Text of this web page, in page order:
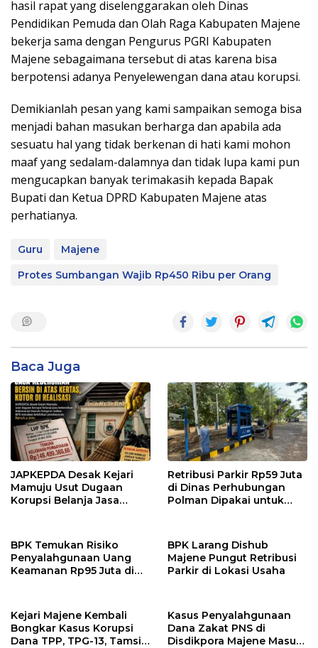
hasil rapat yang diselenggarakan oleh Dinas
Pendidikan Pemuda dan Olah Raga Kabupaten Majene
bekerja sama dengan Pengurus PGRI Kabupaten
Majene sebagaimana tersebut di atas karena bisa
berpotensi adanya Penyelewengan dana atau korupsi.
Demikianlah pesan yang kami sampaikan semoga bisa
menjadi bahan masukan berharga dan apabila ada
sesuatu hal yang tidak berkenan di hati kami mohon
maaf yang sedalam-dalamnya dan tidak lupa kami pun
mengucapkan banyak terimakasih kepada Bapak
Bupati dan Ketua DPRD Kabupaten Majene atas
perhatianya.
Guru
Majene
Protes Sumbangan Wajib Rp450 Ribu per Orang
Baca Juga
JAPKEPDA Desak Kejari
Mamuju Usut Dugaan
Korupsi Belanja Jasa
Kelebihan Pembayaran
Rp146,4 Juta
Retribusi Parkir Rp59 Juta
di Dinas Perhubungan
Polman Dipakai untuk
BPK Temukan Risiko
Penyalahgunaan Uang
Keamanan Rp95 Juta di
BPK Larang Dishub
Majene Pungut Retribusi
Parkir di Lokasi Usaha
Kejari Majene Kembali
Bongkar Kasus Korupsi
Dana TPP, TPG-13, Tamsil-
Kasus Penyalahgunaan
Dana Zakat PNS di
Disdikpora Majene Masuk